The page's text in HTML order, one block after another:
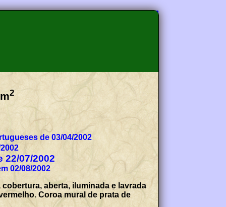
2
de 03/04/2002
22/07/2002
02/08/2002
aberta, iluminada e lavrada
Coroa mural de prata de